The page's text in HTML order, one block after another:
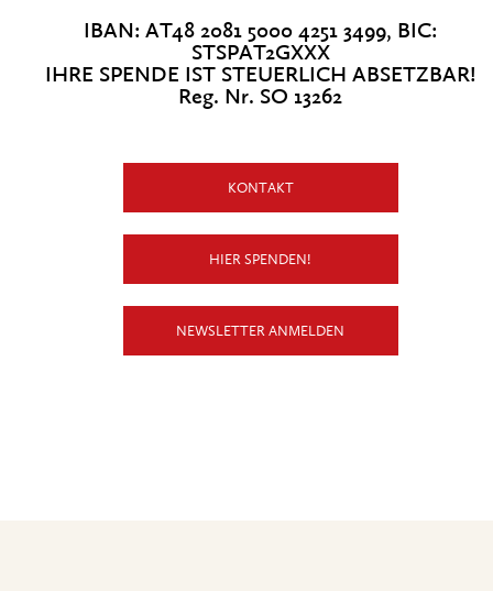
IBAN: AT48 2081 5000 4251 3499, BIC:
STSPAT2GXXX
IHRE SPENDE IST STEUERLICH ABSETZBAR!
Reg. Nr. SO 13262
KONTAKT
HIER SPENDEN!
NEWSLETTER ANMELDEN